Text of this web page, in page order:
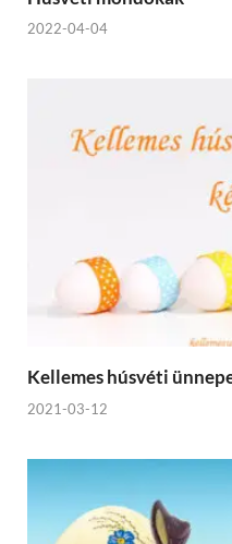
2022-04-04
Kellemes húsvéti
2021-03-12